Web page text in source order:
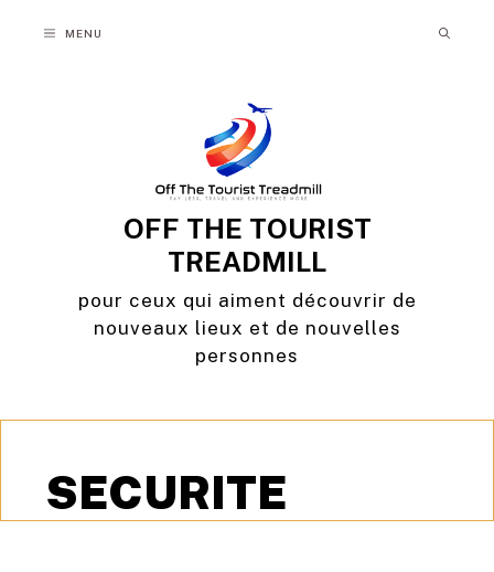
MENU
OFF THE TOURIST
TREADMILL
pour ceux qui aiment découvrir de
nouveaux lieux et de nouvelles
personnes
SECURITE